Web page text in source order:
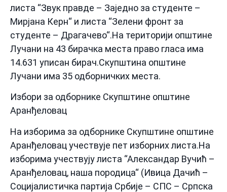
листа “Звук правде – Заједно за студенте –
Мирјана Керн“ и листа “Зелени фронт за
студенте – Драгачево“.На територији општине
Лучани на 43 бирачка места право гласа има
14.631 уписан бирач.Скупштина општине
Лучани има 35 одборничких места.
Избори за одборнике Скупштине општине
Аранђеловац
На изборима за одборнике Скупштине општине
Аранђеловац учествује пет изборних листа.На
изборима учествују листа “Александар Вучић –
Аранђеловац, наша породица“ (Ивица Дачић –
Социјалистичка партија Србије – СПС – Српска